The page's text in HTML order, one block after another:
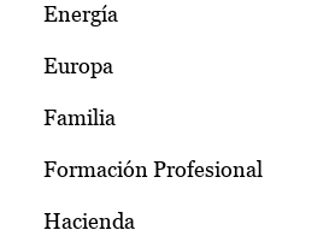
Energía
Europa
Familia
Formación Profesional
Hacienda